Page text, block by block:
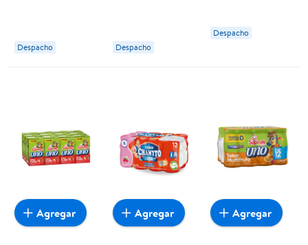
Botella 6 Un x
80 ml Chamyto
Despacho
Botellas 90 cc
c/u Calán
Despacho
320 g Surlat
Despacho
Agregar Agregar Agregar